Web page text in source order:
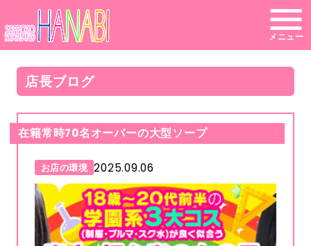
メニュー
店長ブログ
在籍常時70名オーバーの大型ソープ
お店の環境 2025.09.06